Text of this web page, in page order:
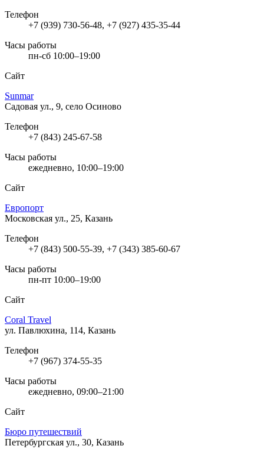
Телефон
+7 (939) 730-56-48, +7 (927) 435-35-44
Часы работы
пн-сб 10:00–19:00
Сайт
Sunmar
Садовая ул., 9, село Осиново
Телефон
+7 (843) 245-67-58
Часы работы
ежедневно, 10:00–19:00
Сайт
Европорт
Московская ул., 25, Казань
Телефон
+7 (843) 500-55-39, +7 (343) 385-60-67
Часы работы
пн-пт 10:00–19:00
Сайт
Coral Travel
ул. Павлюхина, 114, Казань
Телефон
+7 (967) 374-55-35
Часы работы
ежедневно, 09:00–21:00
Сайт
Бюро путешествий
Петербургская ул., 30, Казань